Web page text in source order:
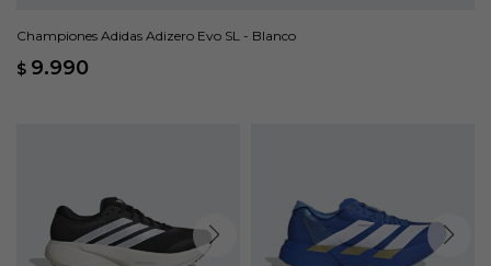
Championes Adidas Adizero Evo SL - Blanco
$ 9.990